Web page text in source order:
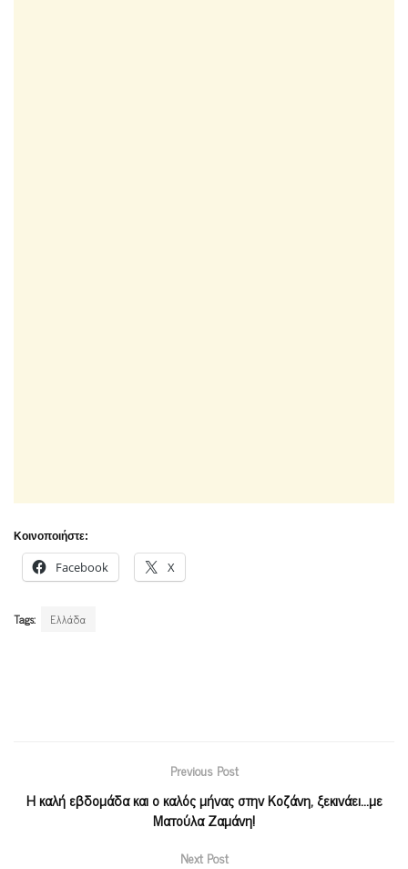
Κοινοποιήστε:
Facebook X
Tags: Ελλάδα
Previous Post
Η καλή εβδομάδα και ο καλός μήνας στην Κοζάνη, ξεκινάει…με
Ματούλα Ζαμάνη!
Next Post